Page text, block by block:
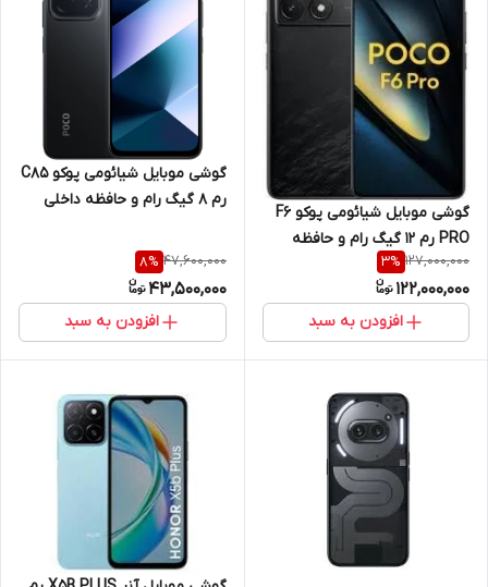
گوشی موبایل شیائومی پوکو F6
PRO رم 12 گیگ رام و حافظه
داخلی 512 گیگ 5G
127,000,000
3%
122,000,000
افزودن به سبد
گوشی موبایل شیائومی پوکو C85
رم 8 گیگ رام و حافظه داخلی
47,600,000
8%
43,500,000
افزودن به سبد